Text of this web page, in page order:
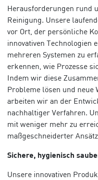
Herausforderungen rund
Reinigung. Unsere
vor Ort, der persönliche
innovativen Technologien
mehreren Systemen zu
erkennen, wie Prozesse
Indem wir diese
Probleme lösen und neue
arbeiten wir an der
nachhaltiger Verfahren.
mit weniger mehr zu
maßgeschneiderter
Sichere, hygienisch
Unsere innovativen